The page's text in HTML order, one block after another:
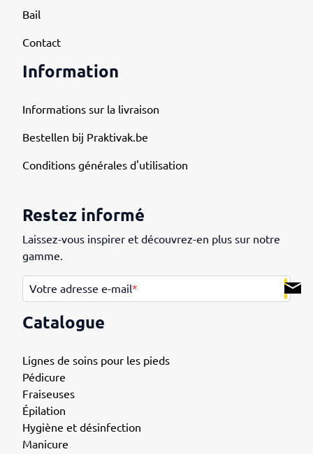
Bail
Contact
Catalogue
Lignes de soins pour les pieds
Pédicure
Fraiseuses
Épilation
Hygiène et désinfection
Manicure
Information
Informations sur la livraison
Bestellen bij Praktivak.be
Conditions générales d'utilisation
Restez informé
Laissez-vous inspirer et découvrez-en plus sur notre
gamme.
Votre adresse e-mail* .